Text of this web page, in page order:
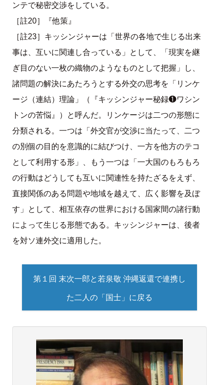
ンテで秘密交渉をしている。
［註20］『他策』
［註23］キッシンジャーは「世界の各地で生じる出来
事は、互いに関連し合っている」として、「現実を継
ぎ目のない一枚の織物のようなものとして把握」し、
諸問題の解決にあたろうとする外交の思考を「リンケ
ージ（連結）理論」（『キッシンジャー秘録❶ワシン
トンの苦悩』）と呼んだ。リンケージは二つの形態に
分類される。一つは「外交官が交渉に当たって、二つ
の別個の目的を意識的に結びつけ、一方を他方のテコ
として利用する形」、もう一つは「一大国のもろもろ
の行動はどうしても互いに関連性を持たざるをえず、
直接関係のある問題や地域を越えて、広く影響を及ぼ
す」として、相互依存の世界における国家間の諸行動
によって生じる形態である。キッシンジャーは、後者
を対ソ連外交に適用した。
第１回 末次一郎と若泉敬 沖縄返還で連携し
た二人の「国士」に戻る